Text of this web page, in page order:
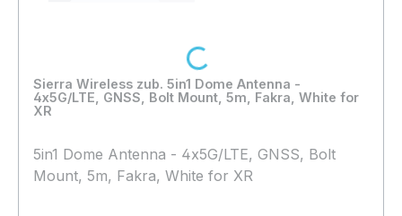
Sierra Wireless zub. 5in1 Dome Antenna -
4x5G/LTE, GNSS, Bolt Mount, 5m, Fakra, White for
XR
5in1 Dome Antenna - 4x5G/LTE, GNSS, Bolt
Mount, 5m, Fakra, White for XR
Loading...